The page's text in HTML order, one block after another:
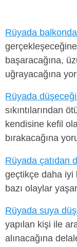
Rüyada
başaracağına,
uğrayacağına
Rüyada
sıkıntılarından
kendisine kefil
bırakacağına
Rüyada çatıdan
geçtikçe daha iyi
bazı olaylar
Rüyada suya
yapılan kişi ile
alınacağına